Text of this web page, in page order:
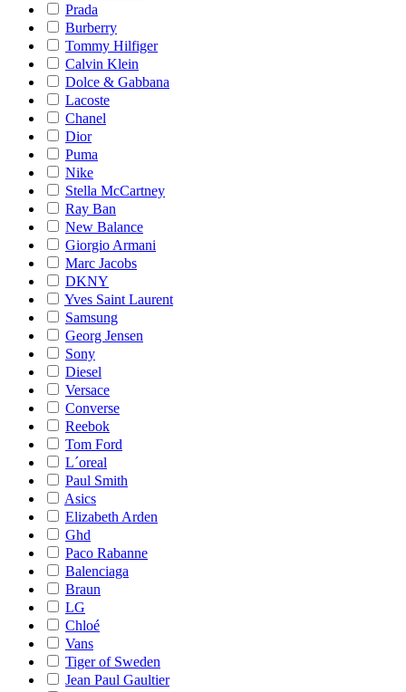
Prada
Burberry
Tommy Hilfiger
Calvin Klein
Dolce & Gabbana
Lacoste
Chanel
Dior
Puma
Nike
Stella McCartney
Ray Ban
New Balance
Giorgio Armani
Marc Jacobs
DKNY
Yves Saint Laurent
Samsung
Georg Jensen
Sony
Diesel
Versace
Converse
Reebok
Tom Ford
L´oreal
Paul Smith
Asics
Elizabeth Arden
Ghd
Paco Rabanne
Balenciaga
Braun
LG
Chloé
Vans
Tiger of Sweden
Jean Paul Gaultier